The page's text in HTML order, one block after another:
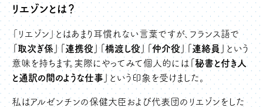
リエゾンとは？
「リエゾン」とはあまり耳慣れない言葉ですが、フランス語で
「取次ぎ係」「連携役」「橋渡し役」「仲介役」「連絡員」 という
意味を持ちます。実際にやってみて個人的には 「秘書と付き人
と通訳の間のような仕事」 という印象を受けました。
私はアルゼンチンの保健大臣および代表団のリエゾンをした